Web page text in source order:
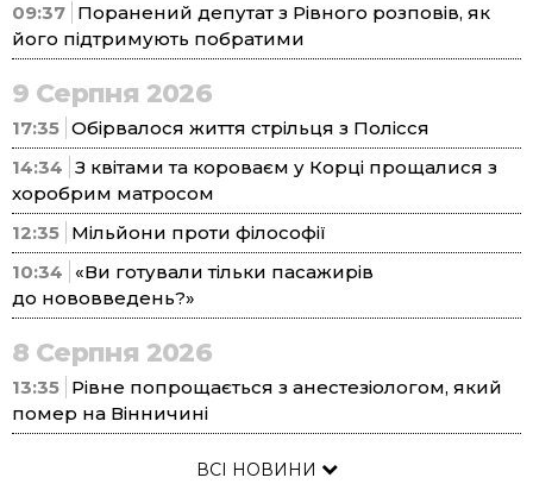
09:37 Поранений депутат з Рівного розповів, як
його підтримують побратими
9 Серпня 2026
17:35 Обірвалося життя стрільця з Полісся
14:34 З квітами та короваєм у Корці прощалися з
хоробрим матросом
12:35 Мільйони проти філософії
10:34
«Ви готували тільки пасажирів
до нововведень?»
8 Серпня 2026
13:35 Рівне попрощається з анестезіологом, який
помер на Вінничині
ВСІ НОВИНИ